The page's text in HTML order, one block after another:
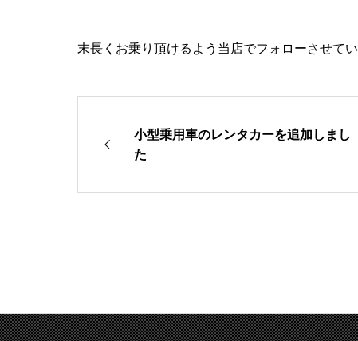
末長くお乗り頂けるよう当店でフォローさせてい
小型乗用車のレンタカーを追加しまし
た